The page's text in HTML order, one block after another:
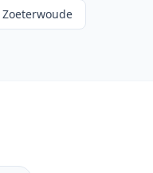
Zoeterwoude